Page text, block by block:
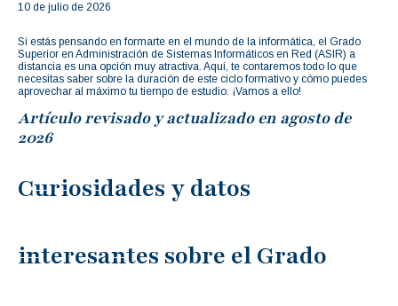
10 de julio de 2026
Si estás pensando en formarte en el mundo de la informática, el Grado
Superior en Administración de Sistemas Informáticos en Red (ASIR) a
distancia es una opción muy atractiva. Aquí, te contaremos todo lo que
necesitas saber sobre la duración de este ciclo formativo y cómo puedes
aprovechar al máximo tu tiempo de estudio. ¡Vamos a ello!
Artículo revisado y actualizado en agosto de
2026
Curiosidades y datos
interesantes sobre el Grado